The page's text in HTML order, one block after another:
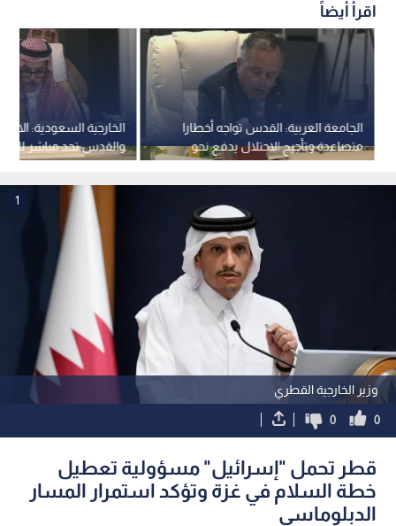
اقرأ أيضاً
الخارجية السعودية:
والقدس تحد مباشر
التاريخي
الجامعة العربية: القدس تواجه أخطارا
متصاعدة وتأجيج الاحتلال يدفع نحو
صراع ديني
وزير الخارجية القطري
1
0
0
قطر تحمل "إسرائيل" مسؤولية تعطيل
خطة السلام في غزة وتؤكد استمرار المسار
الدبلوماسي